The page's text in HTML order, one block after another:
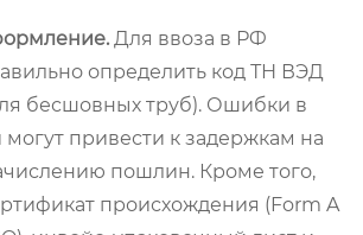
Для ввоза в РФ
определить код ТН ВЭД
бесшовных труб). Ошибки в
привести к задержкам на
пошлин. Кроме того,
происхождения (Form A